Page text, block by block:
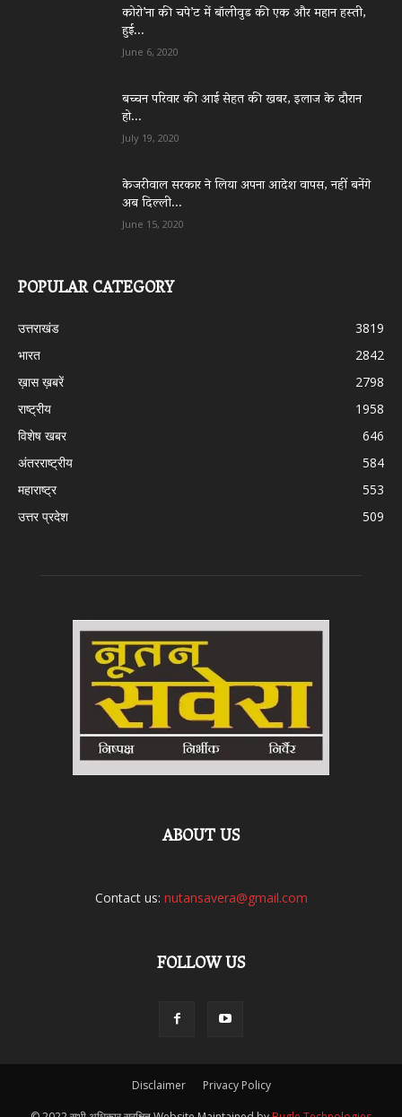
कोरो’ना की चपे’ट में बॉलीवुड की एक और महान हस्ती,
हुई...
June 6, 2020
बच्चन परिवार की आई सेहत की खबर, इलाज के दौरान
हो...
July 19, 2020
केजरीवाल सरकार ने लिया अपना आदेश वापस, नहीं बनेंगे
अब दिल्ली...
June 15, 2020
POPULAR CATEGORY
उत्तराखंड
3819
भारत
2842
ख़ास ख़बरें
2798
राष्ट्रीय
1958
विशेष खबर
646
अंतरराष्ट्रीय
584
महाराष्ट्र
553
उत्तर प्रदेश
509
ABOUT US
Contact us: nutansavera@gmail.com
FOLLOW US
Disclaimer Privacy Policy